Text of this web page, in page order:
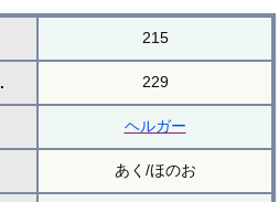
215
229
ヘルガー
あく/ほのお